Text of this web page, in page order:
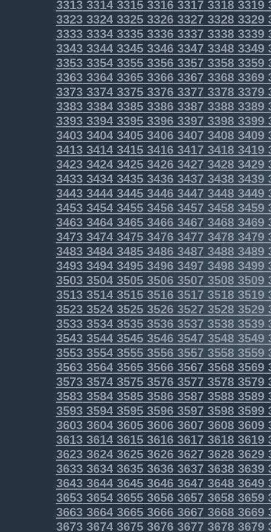
3313331433153316331733183319
3323332433253326332733283329
3333333433353336333733383339
3343334433453346334733483349
3353335433553356335733583359
3363336433653366336733683369
3373337433753376337733783379
3383338433853386338733883389
3393339433953396339733983399
3403340434053406340734083409
3413341434153416341734183419
3423342434253426342734283429
3433343434353436343734383439
34433444344534463447 34483449
34533454345534563457 34583459
3463346434653466346734683469
34733474347534763477 34783479
34833484348534863487 34883489
34933494349534963497 34983499
35033504350535063507 35083509
35133514351535163517 35183519
35233524352535263527 35283529
35333534353535363537 35383539
35433544354535463547 35483549
35533554355535563557 35583559
3563356435653566356735683569
3573357435753576357735783579
3583358435853586358735883589
3593359435953596359735983599
3603360436053606360736083609
3613361436153616361736183619
3623362436253626362736283629
3633363436353636363736383639
3643364436453646364736483649
3653365436553656365736583659
3663366436653666366736683669
3673367436753676367736783679